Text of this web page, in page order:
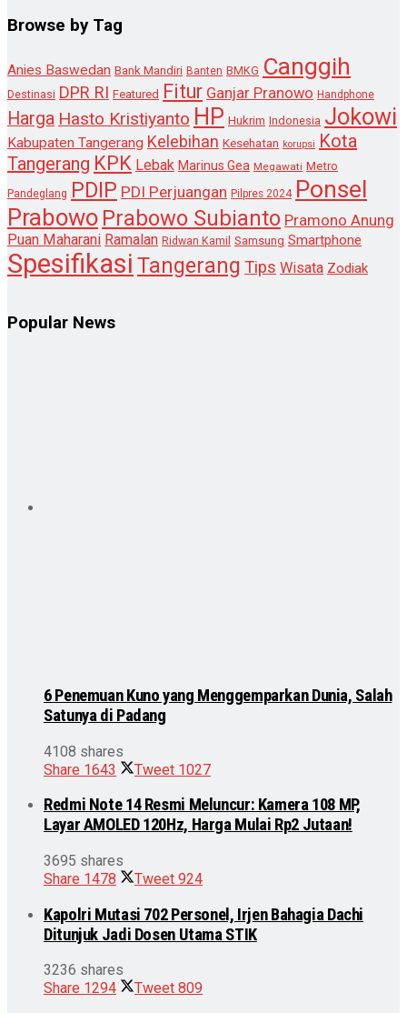
Browse by Tag
Anies Baswedan Bank Mandiri Banten BMKG Canggih
Destinasi DPR RI Featured Fitur Ganjar Pranowo Handphone
Harga Hasto Kristiyanto HP Hukrim Indonesia Jokowi
Kabupaten Tangerang Kelebihan Kesehatan korupsi Kota
Tangerang KPK Lebak Marinus Gea Megawati Metro
Pandeglang PDIP PDI Perjuangan Pilpres 2024 Ponsel
Prabowo Prabowo Subianto Pramono Anung
Puan Maharani Ramalan Ridwan Kamil Samsung Smartphone
Spesifikasi Tangerang Tips Wisata Zodiak
Popular News
6 Penemuan Kuno yang Menggemparkan Dunia, Salah
Satunya di Padang
4108 shares
Share 1643 Tweet 1027
Redmi Note 14 Resmi Meluncur: Kamera 108 MP,
Layar AMOLED 120Hz, Harga Mulai Rp2 Jutaan!
3695 shares
Share 1478 Tweet 924
Kapolri Mutasi 702 Personel, Irjen Bahagia Dachi
Ditunjuk Jadi Dosen Utama STIK
3236 shares
Share 1294 Tweet 809